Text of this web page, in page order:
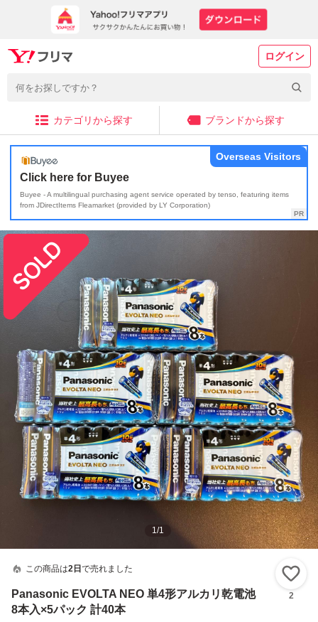
ログイン
カテゴリから探す ブランドから探す
Click here for Buyee
Buyee - A multilingual purchasing agent service operated by tenso, featuring items
from JDirectItems Fleamarket (provided by LY Corporation)
Overseas Visitors
1/1
この商品は2日 で売れました
Panasonic EVOLTA NEO 単4形アルカリ乾電池
8本入×5パック 計40本
2